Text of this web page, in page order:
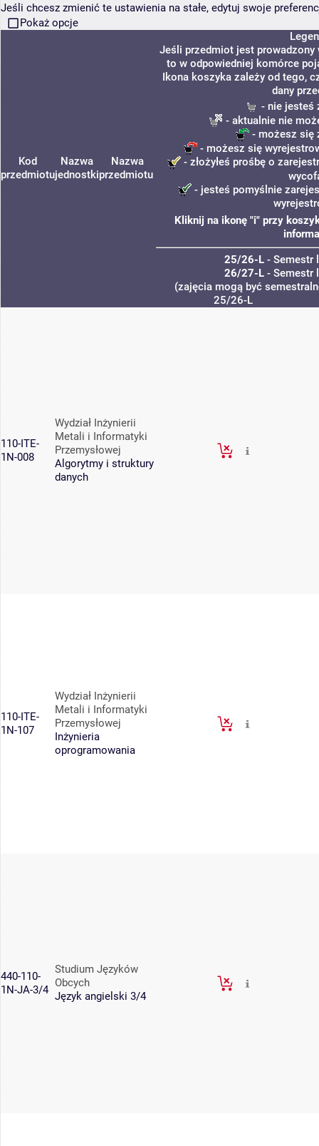
Jeśli chcesz zmienić te ustawienia na stałe, edytuj swoje
Pokaż opcje
Kod
przedmiotu
Nazwa
jednostki
Nazwa
przedmiotu
Jeśli przedmiot jest prowadzony
to w odpowiedniej komórce
Ikona koszyka zależy od tego,
dany
- nie jesteś
- aktualnie nie
- możesz się
- możesz się
- złożyłeś prośbę o
- jesteś pomyślnie
Kliknij na ikonę "i" przy
25/26-L - Semestr
26/27-L - Semestr
(zajęcia mogą być
25/26-L
110-ITE-
1N-008
Wydział Inżynierii
Metali i Informatyki
Przemysłowej
Algorytmy i struktury
danych
110-ITE-
1N-107
Wydział Inżynierii
Metali i Informatyki
Przemysłowej
Inżynieria
oprogramowania
440-110-
1N-JA-3/4
Studium Języków
Obcych
Język angielski 3/4